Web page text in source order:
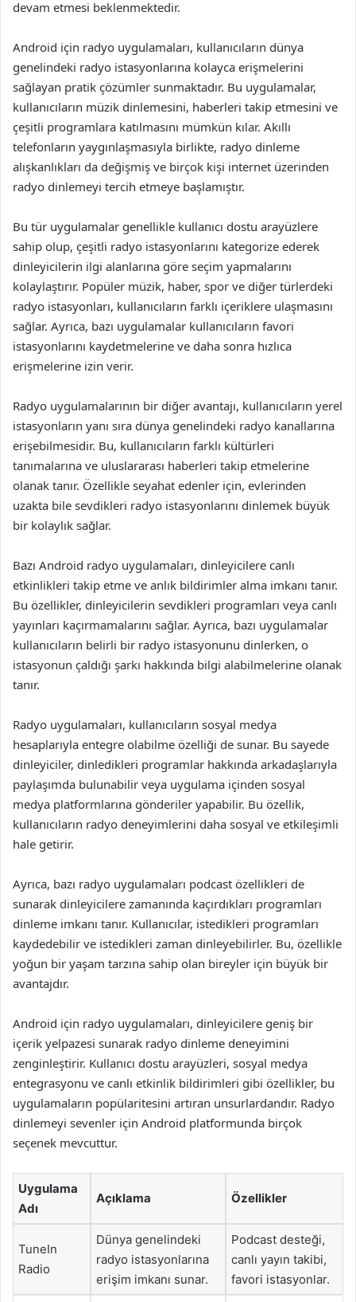
devam etmesi beklenmektedir.
Android için radyo uygulamaları, kullanıcıların dünya
genelindeki radyo istasyonlarına kolayca erişmelerini
sağlayan pratik çözümler sunmaktadır. Bu uygulamalar,
kullanıcıların müzik dinlemesini, haberleri takip etmesini ve
çeşitli programlara katılmasını mümkün kılar. Akıllı
telefonların yaygınlaşmasıyla birlikte, radyo dinleme
alışkanlıkları da değişmiş ve birçok kişi internet üzerinden
radyo dinlemeyi tercih etmeye başlamıştır.
Bu tür uygulamalar genellikle kullanıcı dostu arayüzlere
sahip olup, çeşitli radyo istasyonlarını kategorize ederek
dinleyicilerin ilgi alanlarına göre seçim yapmalarını
kolaylaştırır. Popüler müzik, haber, spor ve diğer türlerdeki
radyo istasyonları, kullanıcıların farklı içeriklere ulaşmasını
sağlar. Ayrıca, bazı uygulamalar kullanıcıların favori
istasyonlarını kaydetmelerine ve daha sonra hızlıca
erişmelerine izin verir.
Radyo uygulamalarının bir diğer avantajı, kullanıcıların yerel
istasyonların yanı sıra dünya genelindeki radyo kanallarına
erişebilmesidir. Bu, kullanıcıların farklı kültürleri
tanımalarına ve uluslararası haberleri takip etmelerine
olanak tanır. Özellikle seyahat edenler için, evlerinden
uzakta bile sevdikleri radyo istasyonlarını dinlemek büyük
bir kolaylık sağlar.
Bazı Android radyo uygulamaları, dinleyicilere canlı
etkinlikleri takip etme ve anlık bildirimler alma imkanı tanır.
Bu özellikler, dinleyicilerin sevdikleri programları veya canlı
yayınları kaçırmamalarını sağlar. Ayrıca, bazı uygulamalar
kullanıcıların belirli bir radyo istasyonunu dinlerken, o
istasyonun çaldığı şarkı hakkında bilgi alabilmelerine olanak
tanır.
Radyo uygulamaları, kullanıcıların sosyal medya
hesaplarıyla entegre olabilme özelliği de sunar. Bu sayede
dinleyiciler, dinledikleri programlar hakkında arkadaşlarıyla
paylaşımda bulunabilir veya uygulama içinden sosyal
medya platformlarına gönderiler yapabilir. Bu özellik,
kullanıcıların radyo deneyimlerini daha sosyal ve etkileşimli
hale getirir.
Ayrıca, bazı radyo uygulamaları podcast özellikleri de
sunarak dinleyicilere zamanında kaçırdıkları programları
dinleme imkanı tanır. Kullanıcılar, istedikleri programları
kaydedebilir ve istedikleri zaman dinleyebilirler. Bu, özellikle
yoğun bir yaşam tarzına sahip olan bireyler için büyük bir
avantajdır.
Android için radyo uygulamaları, dinleyicilere geniş bir
içerik yelpazesi sunarak radyo dinleme deneyimini
zenginleştirir. Kullanıcı dostu arayüzleri, sosyal medya
entegrasyonu ve canlı etkinlik bildirimleri gibi özellikler, bu
uygulamaların popülaritesini artıran unsurlardandır. Radyo
dinlemeyi sevenler için Android platformunda birçok
seçenek mevcuttur.
Uygulama
Adı
Açıklama Özellikler
TuneIn
Radio
Dünya genelindeki
radyo istasyonlarına
erişim imkanı sunar.
Podcast desteği,
canlı yayın takibi,
favori istasyonlar.